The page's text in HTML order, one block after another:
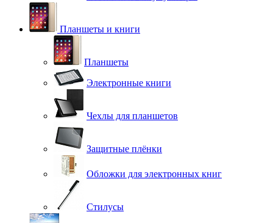
Планшеты и книги
Планшеты
Электронные книги
Чехлы для планшетов
Защитные плёнки
Обложки для электронных книг
Стилусы